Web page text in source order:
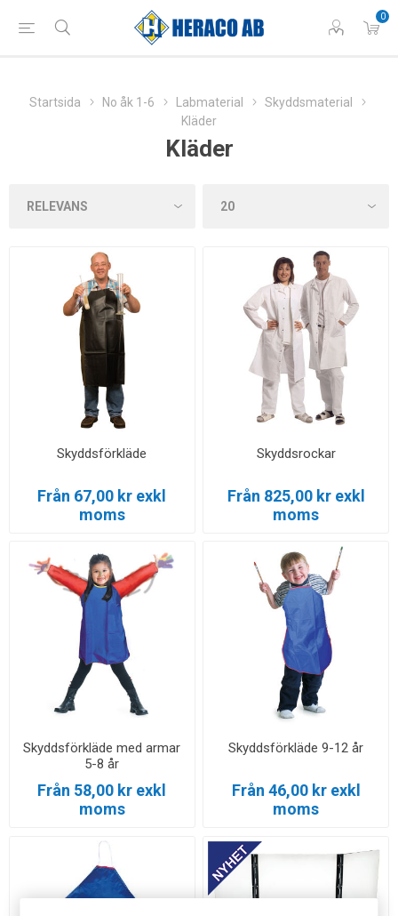
0
Startsida No åk 1-6 Labmaterial
Skyddsmaterial
Kläder
Kläder
Skyddsförkläde
Från 67,00 kr exkl
moms
Skyddsrockar
Från 825,00 kr exkl
moms
Skyddsförkläde med armar
5-8 år
Från 58,00 kr exkl
moms
Skyddsförkläde 9-12 år
Från 46,00 kr exkl
moms